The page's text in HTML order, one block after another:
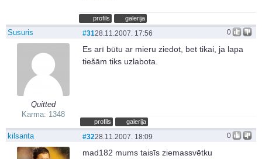
profils galerija
Susuris
Quitted
Karma: 1348
0
#3128.11.2007. 17:56
Es arī būtu ar mieru ziedot, bet tikai, ja lapa
tiešām tiks uzlabota.
profils galerija
kilsanta 0
#3228.11.2007. 18:09
mad182 mums taisīs ziemassvētku